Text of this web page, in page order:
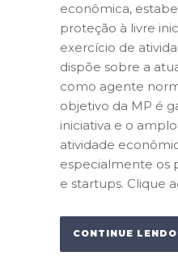
econômica,
proteção à livre
exercício de
dispõe sobre a
como agente
objetivo da MP é
iniciativa e o
atividade
especialmente os
e startups. Clique
CONTINUE LENDO